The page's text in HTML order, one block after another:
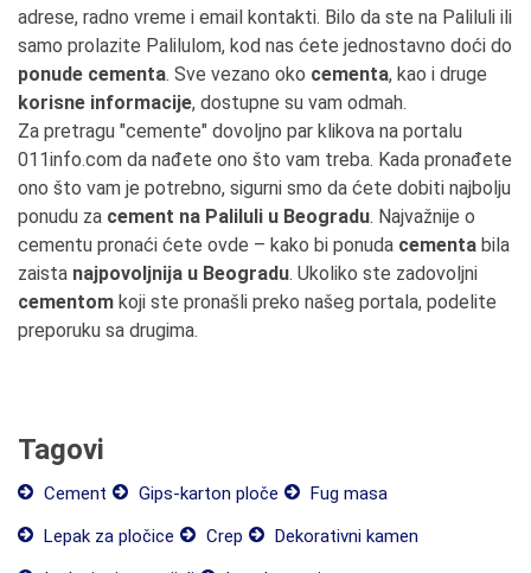
adrese, radno vreme i email kontakti. Bilo da ste na Paliluli ili
samo prolazite Palilulom, kod nas ćete jednostavno doći do
ponude cementa. Sve vezano oko cementa, kao i druge
korisne informacije, dostupne su vam odmah.
Za pretragu "cemente" dovoljno par klikova na portalu
011info.com da nađete ono što vam treba. Kada pronađete
ono što vam je potrebno, sigurni smo da ćete dobiti najbolju
ponudu za cement na Paliluli u Beogradu. Najvažnije o
cementu pronaći ćete ovde – kako bi ponuda cementa bila
zaista najpovoljnija u Beogradu. Ukoliko ste zadovoljni
cementom koji ste pronašli preko našeg portala, podelite
preporuku sa drugima.
Tagovi
Cement Gips-karton ploče
Fug masa
Lepak za pločice
Crep
Dekorativni kamen